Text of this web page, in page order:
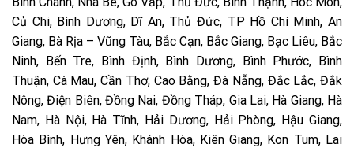
Củ Chi, Bình Dương, Dĩ An, Thủ Đức, TP Hồ Chí Minh, An
Giang, Bà Rịa – Vũng Tàu, Bắc Cạn, Bắc Giang, Bạc Liêu, Bắc
Ninh, Bến Tre, Bình Định, Bình Dương, Bình Phước, Bình
Thuận, Cà Mau, Cần Thơ, Cao Bằng, Đà Nẵng, Đắc Lắc, Đắk
Nông, Điện Biên, Đồng Nai, Đồng Tháp, Gia Lai, Hà Giang, Hà
Nam, Hà Nội, Hà Tĩnh, Hải Dương, Hải Phòng, Hậu Giang,
Hòa Bình, Hưng Yên, Khánh Hòa, Kiên Giang, Kon Tum, Lai